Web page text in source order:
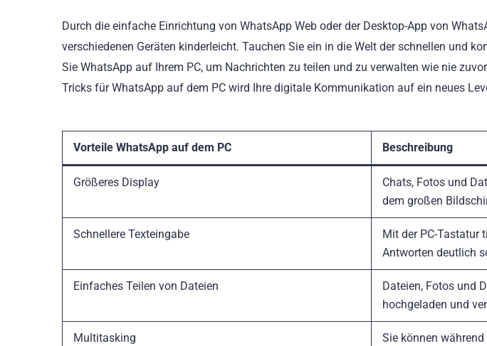
Durch die einfache Einrichtung von WhatsApp Web oder der Desktop-App von
verschiedenen Geräten kinderleicht. Tauchen Sie ein in die Welt der schnellen und
Sie WhatsApp auf Ihrem PC, um Nachrichten zu teilen und zu verwalten wie nie
Tricks für WhatsApp auf dem PC wird Ihre digitale Kommunikation auf ein neues
Vorteile WhatsApp auf dem PC Beschreibung
Größeres Display
Chats, Fotos und
dem großen
Schnellere Texteingabe
Mit der PC-Tastatur
Antworten deutlich
Einfaches Teilen von Dateien
Dateien, Fotos und
hochgeladen und
Multitasking
Sie können